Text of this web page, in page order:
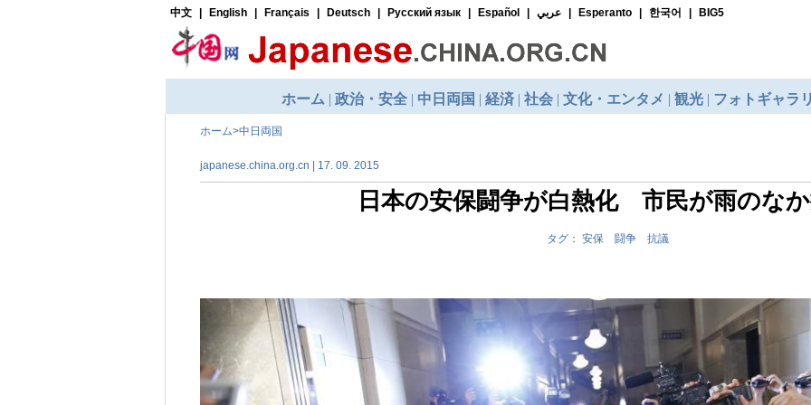
ホーム>中日両国
japanese.china.org.cn | 17. 09. 2015
日本の安保闘争が白熱化 市民が雨のな
タグ： 安保 闘争 抗議